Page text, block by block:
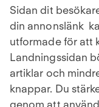
Sidan dit
din annonslänk
utformade för att
Landningssidan
artiklar och
knappar. Du
genom att